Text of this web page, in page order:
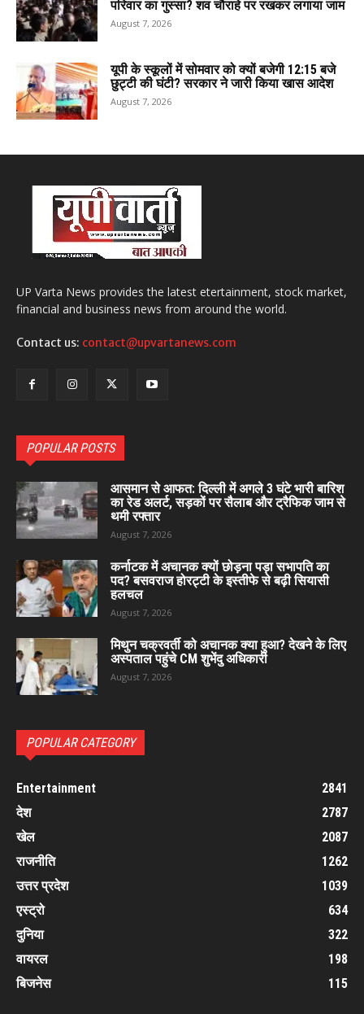
परिवार का गुस्सा? शव चौराहे पर रखकर लगाया जाम
August 7, 2026
यूपी के स्कूलों में सोमवार को क्यों बजेगी 12:15 बजे
छुट्टी की घंटी? सरकार ने जारी किया खास आदेश
August 7, 2026
UP Varta News provides the latest etertainment, stock market,
financial and business news from around the world.
Contact us: contact@upvartanews.com
POPULAR POSTS
आसमान से आफत: दिल्ली में अगले 3 घंटे भारी बारिश
का रेड अलर्ट, सड़कों पर सैलाब और ट्रैफिक जाम से
थमी रफ्तार
August 7, 2026
कर्नाटक में अचानक क्यों छोड़ना पड़ा सभापति का
पद? बसवराज होरट्टी के इस्तीफे से बढ़ी सियासी
हलचल
August 7, 2026
मिथुन चक्रवर्ती को अचानक क्या हुआ? देखने के लिए
अस्पताल पहुंचे CM शुभेंदु अधिकारी
August 7, 2026
POPULAR CATEGORY
Entertainment
2841
देश
2787
खेल
2087
राजनीति
1262
उत्तर प्रदेश
1039
एस्ट्रो
634
दुनिया
322
वायरल
198
बिजनेस
115